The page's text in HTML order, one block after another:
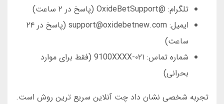
تلگرام: @OxideBetSupport (پاسخ در ۲ ساعت)
ایمیل: support@oxidebetnew.com (پاسخ در ۲۴
ساعت)
شماره تماس: ۰۲۱-9100XXXX (فقط برای موارد
بحرانی)
تجربه شخصی نشان داد چت آنلاین سریع ترین روش است.